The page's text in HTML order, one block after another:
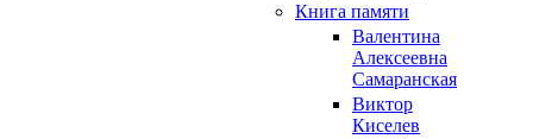
Книга памяти
Валентина
Алексеевна
Самаранская
Виктор
Киселев